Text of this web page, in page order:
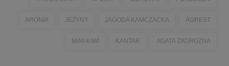
ARONIA JEŻYNY JAGODA KAMCZACKA AGREST
MINI-KIWI KANTAR AGATA ZADROŻNA